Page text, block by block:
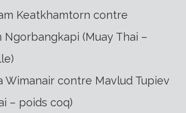
Keatkhamtorn contre
Ngorbangkapi (Muay Thai –
Wimanair contre Mavlud Tupiev
– poids coq)